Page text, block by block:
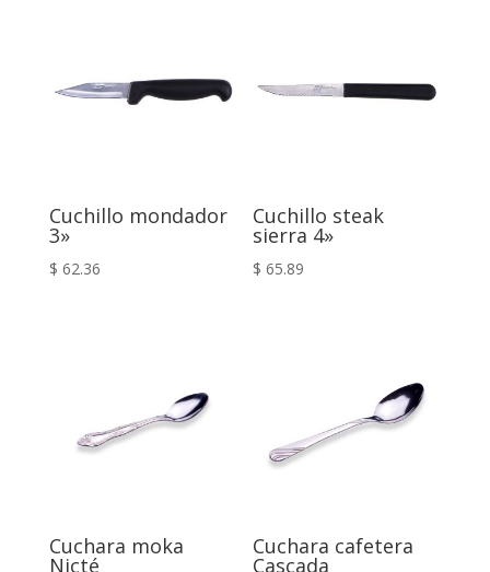
Cuchillo mondador
3»
$ 62.36
Cuchillo steak
sierra 4»
$ 65.89
Cuchara moka
Nicté
Cuchara cafetera
Cascada